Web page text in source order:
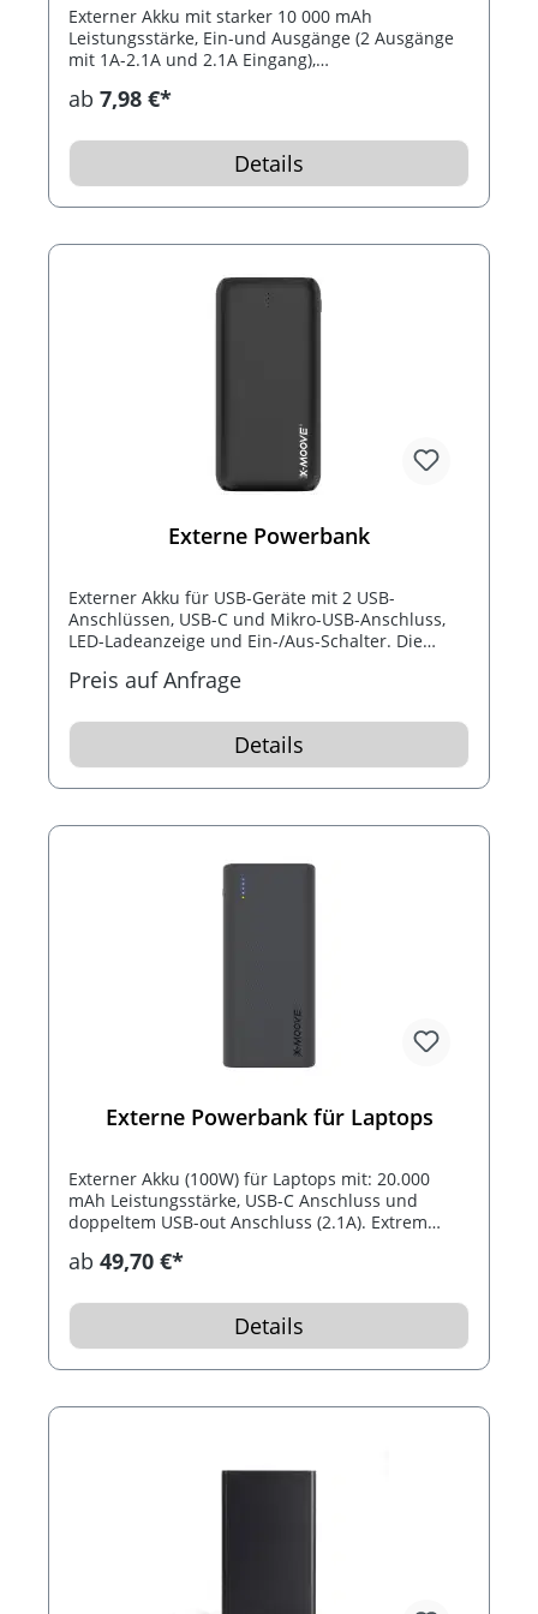
Externer Akku mit starker 10 000 mAh
Leistungsstärke, Ein-und Ausgänge (2 Ausgänge
mit 1A-2.1A und 2.1A Eingang),
Optimal für unterwegs wenn Ihr Mobil-Gerät leer
ab 7,98 €*
Details
Externe Powerbank
Externer Akku für USB-Geräte mit 2 USB-
Anschlüssen, USB-C und Mikro-USB-Anschluss,
LED-Ladeanzeige und Ein-/Aus-Schalter. Die
und ein USB-Ladekabel ist inklusive.
Preis auf Anfrage
Details
Externe Powerbank für Laptops
Externer Akku (100W) für Laptops mit: 20.000
mAh Leistungsstärke, USB-C Anschluss und
doppeltem USB-out Anschluss (2.1A). Extrem
Ladefunktion, USB-C Kabel ist inklusive.
ab 49,70 €*
Details